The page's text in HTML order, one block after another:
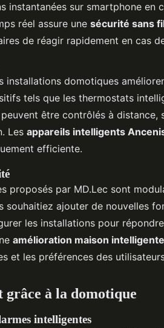
instantanées sur smartphone en
réel assure une sécurité sans
de réagir rapidement en cas
installations domotiques
tels que les thermostats
être contrôlés à distance,
Les appareils intelligents
efficiente.
proposés par MD.Lec sont
souhaitiez ajouter de nouvelles
les installations pour
amélioration maison intelligente
et les préférences des
grâce à la domotique
intelligentes